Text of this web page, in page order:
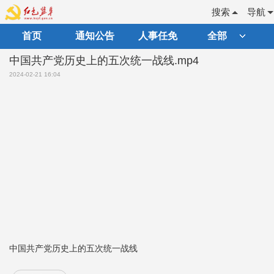
导航
搜索
首页 通知公告 人事任免 全部
中国共产党历史上的五次统一战线.mp4
2024-02-21 16:04
中国共产党历史上的五次统一战线